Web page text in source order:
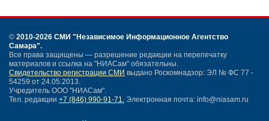
© 2010-2026 СМИ "Независимое Информационное Агентство
Самара".
Все права защищены — разрешение редакции на перепечатку
материалов и ссылка на "НИАСам" обязательны.
Свидетельство регистрации СМИ выдано Роскомнадзор: ЭЛ № ФС 77 -
54259 от 24.05.2013.
Учредитель ООО "НИАСам".
Тел. редакции +7 (846) 990-91-71. Электронная почта: info@niasam.ru